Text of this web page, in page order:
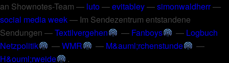
an Shownotes-Team — luto—evitabley—simonwaldherr—
social media week— Im Sendezentrum entstandene
Sendungen —Textilvergehen — Fanboys — Logbuch
Netzpolitik
—WMR — M&auml;rchenstunde
—
H&ouml;rweide
.